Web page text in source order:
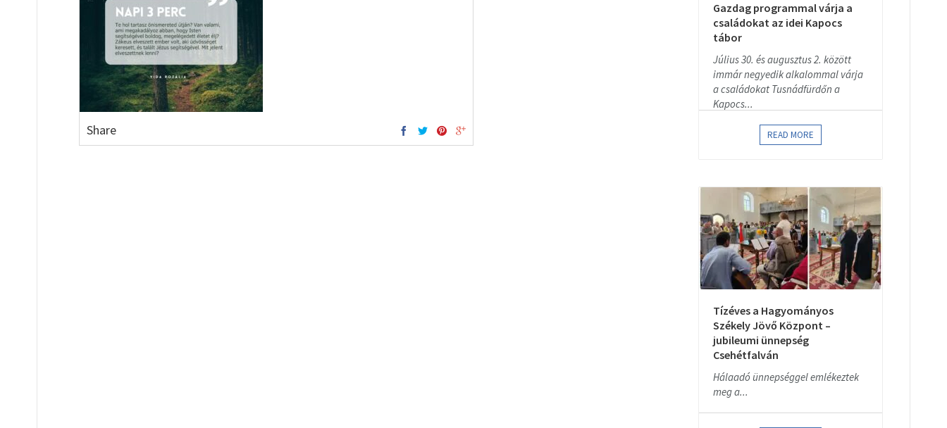
Share
Gazdag programmal várja a
családokat az idei Kapocs
tábor
Július 30. és augusztus 2. között
immár negyedik alkalommal várja
a családokat Tusnádfürdőn a
Kapocs...
READ MORE
Tízéves a Hagyományos
Székely Jövő Központ –
jubileumi ünnepség
Csehétfalván
Hálaadó ünnepséggel emlékeztek
meg a...